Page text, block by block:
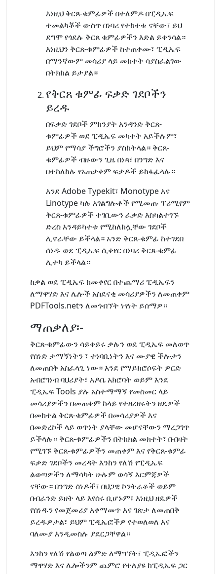
እነዚህ ቅርጸ-ቁምፊዎች በተለምዶ በፒዲኤፍ
ተመልካቾች ውስጥ በነባሪ የተከተቱ ናቸው፣ ይህ
ደግሞ የጎደሉ ቅርጸ ቁምፊዎችን እድል ይቀንሳል።
እነዚህን ቅርጸ-ቁምፊዎች ከተጠቀሙ፣ ፒዲኤፍ
በማንኛውም መሳሪያ ላይ መክተት ሳያስፈልገው
በትክክል ይታያል።
የቅርጸ ቁምፊ ፍቃድ ገደቦችን
ይረዱ
በፍቃድ ገደቦች ምክንያት አንዳንድ ቅርጸ-
ቁምፊዎች ወደ ፒዲኤፍ መካተት አይችሉም፣
ይህም የማሳያ ችግሮችን ያስከትላል። ቅርጸ-
ቁምፊዎች ብዙውን ጊዜ በነጻ፣ በንግድ እና
በተከለከሉ የአጠቃቀም ፍቃዶች ይከፋፈላሉ።
እንደ Adobe Typekit፣ Monotype እና
Linotype ካሉ አገልግሎቶች የሚመጡ ፕሪሚየም
ቅርጸ-ቁምፊዎች ተገቢውን ፈቃድ እስካልተገኙ
ድረስ እንዳይካተቱ የሚከለክሏቸው ገደቦች
ሊኖራቸው ይችላል። አንድ ቅርጸ-ቁምፊ ከተገደበ
ሰነዱ ወደ ፒዲኤፍ ሲቀየር በነባሪ ቅርጸ-ቁምፊ
ሊተካ ይችላል።
ከቃል ወደ ፒዲኤፍ ከመቀየር በተጨማሪ ፒዲኤፍን
ለማዋሃድ እና ሌሎች አስደናቂ መሳሪያዎችን ለመጠቀም
PDFTools.netን ለመጎብኘት ነፃነት ይሰማዎ።
ማጠቃለያ፡-
ቅርጸ-ቁምፊውን ሳይቀይሩ ቃሉን ወደ ፒዲኤፍ መለወጥ
የሰነድ ታማኝነትን ፣ ተነባቢነትን እና ሙያዊ ችሎታን
ለመጠበቅ አስፈላጊ ነው። እንደ የማይክሮሶፍት ዎርድ
አብሮገነብ ባህሪያት፣ አዶቤ አክሮባት ወይም እንደ
ፒዲኤፍ Tools ያሉ አስተማማኝ የመስመር ላይ
መሳሪያዎችን በመጠቀም ከላይ የተዘረዘሩትን ዘዴዎች
በመከተል ቅርጸ-ቁምፊዎች በመሳሪያዎች እና
በመድረኮች ላይ ወጥነት ያላቸው መሆናቸውን ማረጋገጥ
ይችላሉ። ቅርጸ-ቁምፊዎችን በትክክል መክተት፣ በብዛት
የሚገኙ ቅርጸ-ቁምፊዎችን መጠቀም እና የቅርጸ-ቁምፊ
ፍቃድ ገደቦችን መረዳት እንከን የለሽ የፒዲኤፍ
ልወጣዎችን ለማሳካት ሁሉም ወሳኝ እርምጃዎች
ናቸው። በንግድ ሰነዶች፣ በህጋዊ ኮንትራቶች ወይም
በብራንድ ይዘት ላይ እየሰሩ ቢሆኑም፣ እነዚህ ዘዴዎች
የሰነዱን የመጀመሪያ አቀማመጥ እና ገጽታ ለመጠበቅ
ይረዱዎታል፣ ይህም ፒዲኤፎችዎ የተወለወለ እና
ባለሙያ እንዲመስሉ ያደርጋቸዋል።
እንከን የለሽ የልወጣ ልምድ ለማግኘት፣ ፒዲኤፎችን
ማዋሃድ እና ሌሎችንም ጨምሮ የተለያዩ ከፒዲኤፍ ጋር